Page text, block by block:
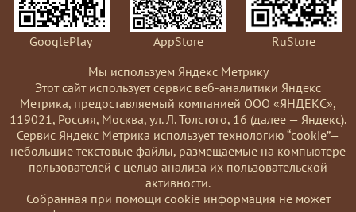
GooglePlay AppStore
RuStore
Мы используем Яндекс Метрику
Этот сайт использует сервис веб-аналитики Яндекс
Метрика, предоставляемый компанией ООО «ЯНДЕКС»,
119021, Россия, Москва, ул. Л. Толстого, 16 (далее — Яндекс).
Сервис Яндекс Метрика использует технологию “cookie”—
небольшие текстовые файлы, размещаемые на компьютере
пользователей с целью анализа их пользовательской
активности.
Coбранная при помощи cookie информация не может